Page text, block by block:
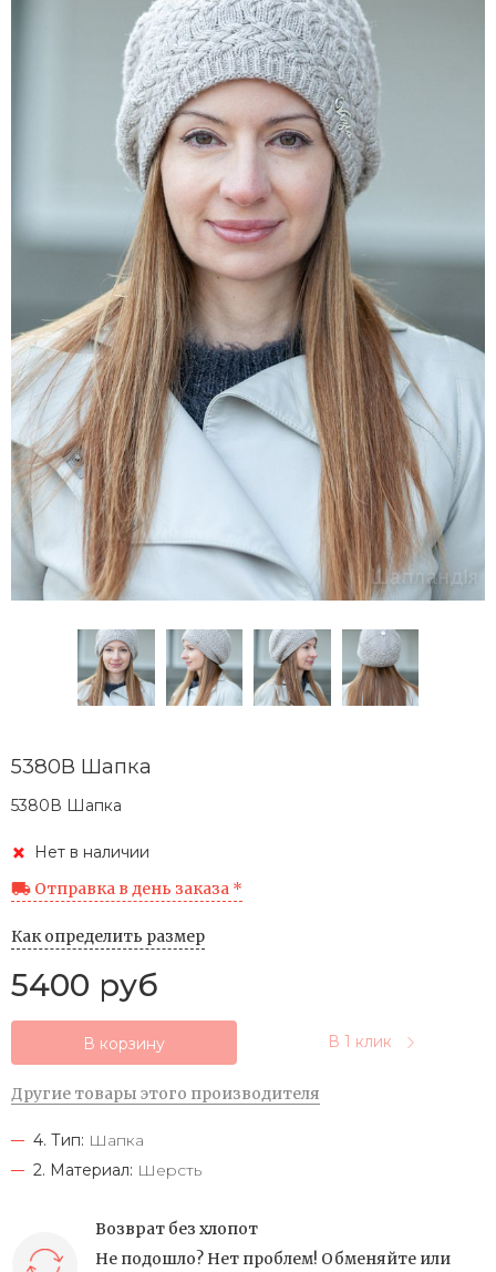
5380В Шапка
5380В Шапка
Нет в наличии
Отправка в день заказа *
Как определить размер
5400 руб
В корзину В 1 клик
Другие товары этого производителя
4. Тип: Шапка
2. Материал: Шерсть
Возврат без хлопот
Не подошло? Нет проблем! Обменяйте или